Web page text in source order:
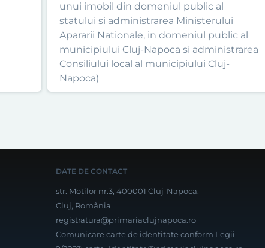
unui imobil din domeniul public al
statului si administrarea Ministerului
Apararii Nationale, in domeniul public al
municipiului Cluj-Napoca si administrarea
Consiliului local al municipiului Cluj-
Napoca)
DATE DE CONTACT
str. Moților nr.3, 400001 Cluj-Napoca,
Cluj, România
registratura@primariaclujnapoca.ro
Comunicare carte de identitate conform Legii